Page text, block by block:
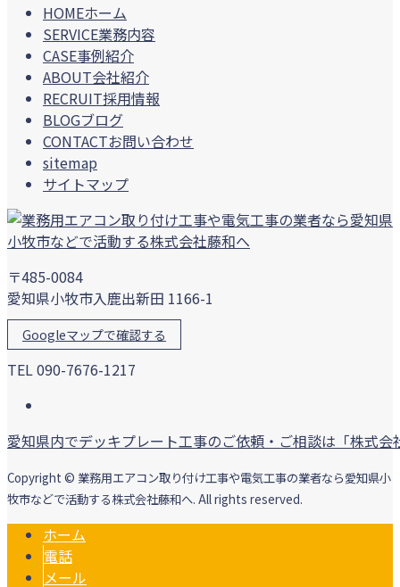
HOMEホーム
SERVICE業務内容
CASE事例紹介
ABOUT会社紹介
RECRUIT採用情報
BLOGブログ
CONTACTお問い合わせ
sitemap
サイトマップ
〒485-0084
愛知県小牧市入鹿出新田 1166-1
Googleマップで確認する
TEL 090-7676-1217
愛知県内でデッキプレート工事のご依頼・ご相談は「株式
Copyright © 業務用エアコン取り付け工事や電気工事の業者なら愛知県小
牧市などで活動する株式会社藤和へ. All rights reserved.
ホーム
電話
メール